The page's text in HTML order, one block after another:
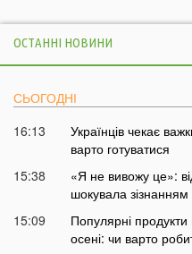
ОСТАННІ НОВИНИ
СЬОГОДНІ
16:13
Українців чекає
варто готуватися
15:38
«Я не вивожу це»:
шокувала
15:09
Популярні
осені: чи варто